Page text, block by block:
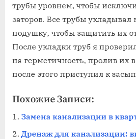
трубы уровнем‚ чтобы
заторов. Все трубы
подушку‚ чтобы защитить их
После укладки труб я
на герметичность‚ пролив их
после этого приступил к
Похожие Записи:
Замена канализации в
Дренаж для канализации: